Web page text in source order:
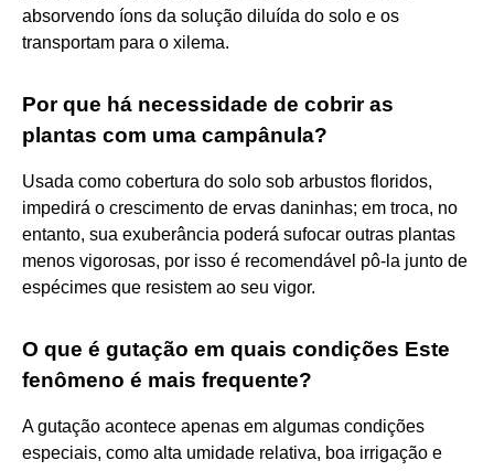
absorvendo íons da solução diluída do solo e os
transportam para o xilema.
Por que há necessidade de cobrir as
plantas com uma campânula?
Usada como cobertura do solo sob arbustos floridos,
impedirá o crescimento de ervas daninhas; em troca, no
entanto, sua exuberância poderá sufocar outras plantas
menos vigorosas, por isso é recomendável pô-la junto de
espécimes que resistem ao seu vigor.
O que é gutação em quais condições Este
fenômeno é mais frequente?
A gutação acontece apenas em algumas condições
especiais, como alta umidade relativa, boa irrigação e